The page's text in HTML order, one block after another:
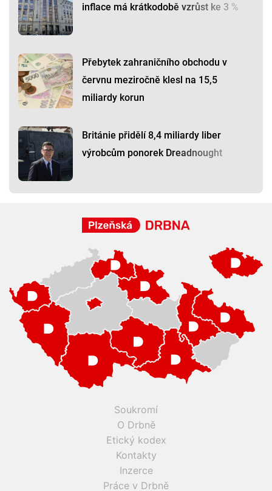
inflace má krátkodobě vzrůst ke 3 %
Přebytek zahraničního obchodu v
červnu meziročně klesl na 15,5
miliardy korun
Británie přidělí 8,4 miliardy liber
výrobcům ponorek Dreadnought
Soukromí
O Drbně
Etický kodex
Kontakty
Inzerce
Práce v Drbně